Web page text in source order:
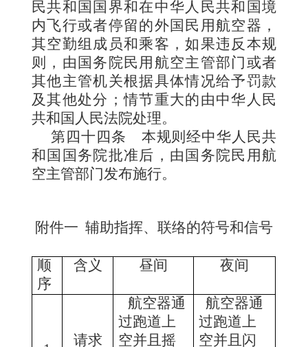
民共和国国界和在中华人民共和国境
内飞行或者停留的外国民用航空器，
其空勤组成员和乘客，如果违反本规
则，由国务院民用航空主管部门或者
其他主管机关根据具体情况给予罚款
及其他处分；情节重大的由中华人民
共和国人民法院处理。
第四十四条 本规则经中华人民共
和国国务院批准后，由国务院民用航
空主管部门发布施行。
附件一 辅助指挥、联络的符号和信号
顺
序
含义 昼间 夜间
请求
航空器通
过跑道上
空并且摇
航空器通
过跑道上
空并且闪